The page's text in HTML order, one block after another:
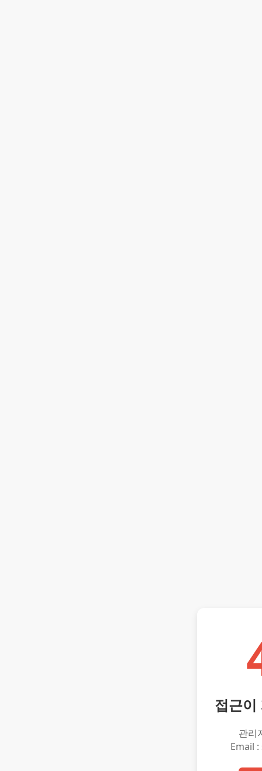
접근이
관리
Email